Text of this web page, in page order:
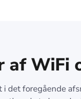
af WiFi
det foregående